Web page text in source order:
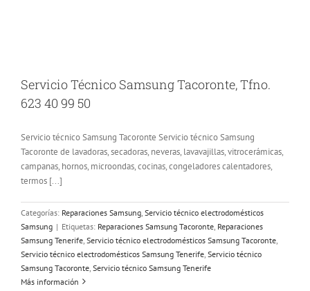
Servicio Técnico Samsung Tacoronte, Tfno.
623 40 99 50
Servicio técnico Samsung Tacoronte Servicio técnico Samsung
Tacoronte de lavadoras, secadoras, neveras, lavavajillas, vitrocerámicas,
campanas, hornos, microondas, cocinas, congeladores calentadores,
termos [...]
Categorías: Reparaciones Samsung Servicio técnico electrodomésticos
Samsung | Etiquetas: Reparaciones Samsung Tacoronte Reparaciones
Samsung Tenerife Servicio técnico electrodomésticos Samsung Tacoronte
Servicio técnico electrodomésticos Samsung Tenerife Servicio técnico
Samsung Tacoronte Servicio técnico Samsung Tenerife
Más información